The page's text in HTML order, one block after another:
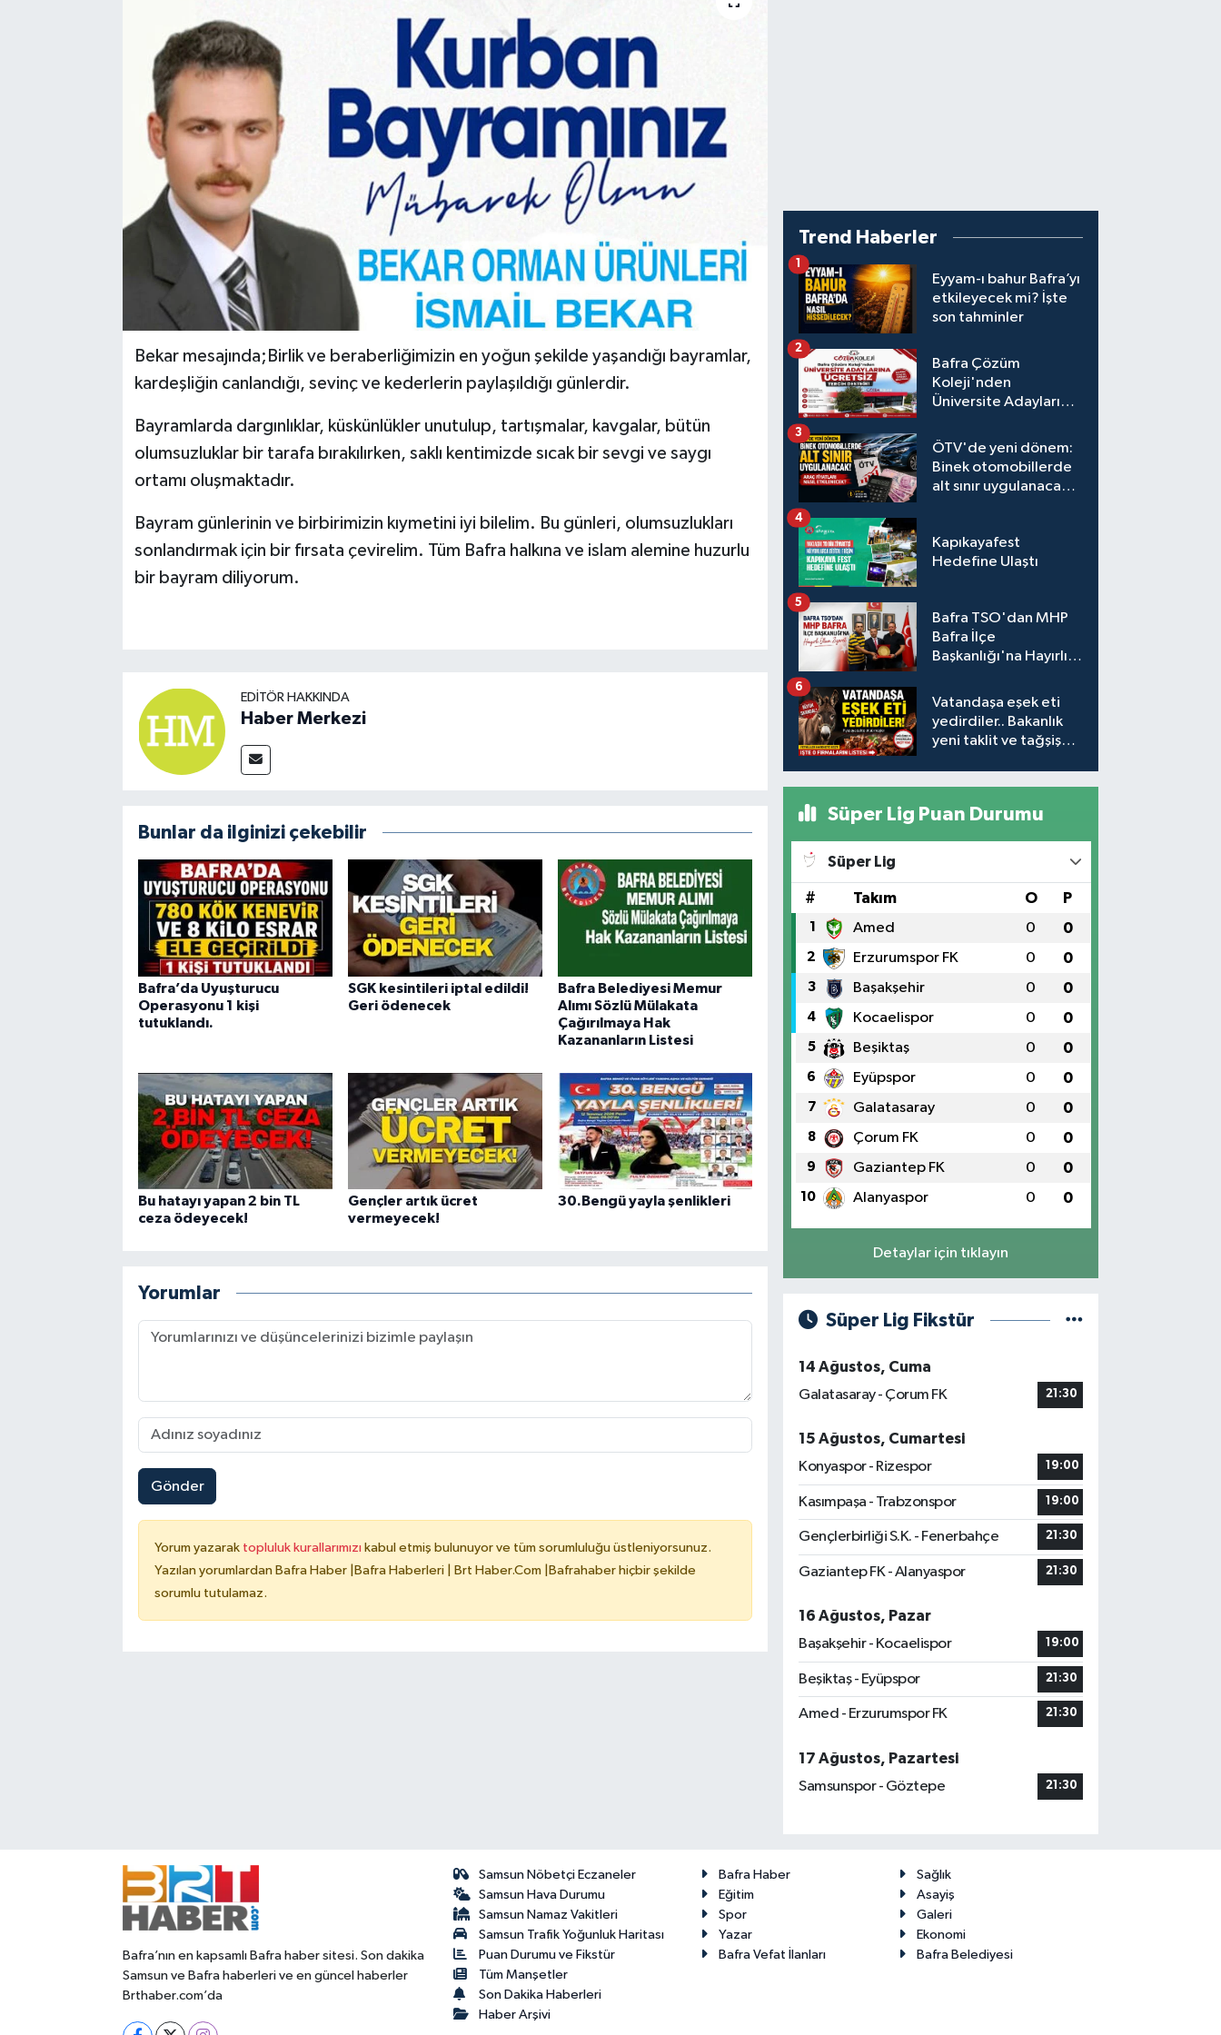
Bekar mesajında;Birlik ve beraberliğimizin en yoğun şekilde yaşandığı bayramlar,
kardeşliğin canlandığı, sevinç ve kederlerin paylaşıldığı günlerdir.
Bayramlarda dargınlıklar, küskünlükler unutulup, tartışmalar, kavgalar, bütün
olumsuzluklar bir tarafa bırakılırken, saklı kentimizde sıcak bir sevgi ve saygı
ortamı oluşmaktadır.
Bayram günlerinin ve birbirimizin kıymetini iyi bilelim. Bu günleri, olumsuzlukları
sonlandırmak için bir fırsata çevirelim. Tüm Bafra halkına ve islam alemine huzurlu
bir bayram diliyorum.
EDITÖR HAKKINDA
Haber Merkezi
Bunlar da ilginizi çekebilir
Bafra’da Uyuşturucu
Operasyonu 1 kişi
tutuklandı.
SGK kesintileri iptal edildi!
Geri ödenecek
Bafra Belediyesi Memur
Alımı Sözlü Mülakata
Çağırılmaya Hak
Kazananların Listesi
Bu hatayı yapan 2 bin TL
ceza ödeyecek!
Gençler artık ücret
vermeyecek!
30.Bengü yayla şenlikleri
Yorumlar
Gönder
Yorum yazarak topluluk kurallarımızı kabul etmiş bulunuyor ve tüm sorumluluğu üstleniyorsunuz.
Yazılan yorumlardan Bafra Haber |Bafra Haberleri | Brt Haber.Com |Bafrahaber hiçbir şekilde
sorumlu tutulamaz.
Trend Haberler
Eyyam-ı bahur Bafra’yı
etkileyecek mi? İşte
son tahminler
1
Bafra Çözüm
Koleji'nden
Üniversite Adaylarına
Desteği
2
ÖTV'de yeni dönem:
Binek otomobillerde
alt sınır uygulanacak!
3
Kapıkayafest
Hedefine Ulaştı
4
Bafra TSO'dan MHP
Bafra İlçe
Başkanlığı'na Hayırlı
5
Vatandaşa eşek eti
yedirdiler.. Bakanlık
yeni taklit ve tağşiş
6
Süper Lig Puan Durumu
Süper Lig
# Takım O P
1 Amed 0 0
2 Erzurumspor FK 0 0
3 Başakşehir 0 0
4 Kocaelispor 0 0
5 Beşiktaş 0 0
6 Eyüpspor 0 0
7 Galatasaray 0 0
8 Çorum FK 0 0
9 Gaziantep FK 0 0
10 Alanyaspor 0 0
Detaylar için tıklayın
Süper Lig Fikstür
14 Ağustos, Cuma
Galatasaray - Çorum FK
21:30
15 Ağustos, Cumartesi
Konyaspor - Rizespor
19:00
Kasımpaşa - Trabzonspor 19:00
Gençlerbirliği S.K. - Fenerbahçe 21:30
Gaziantep FK - Alanyaspor 21:30
16 Ağustos, Pazar
Başakşehir - Kocaelispor
19:00
Beşiktaş - Eyüpspor 21:30
Amed - Erzurumspor FK 21:30
17 Ağustos, Pazartesi
Samsunspor - Göztepe
21:30
Bafra’nın en kapsamlı Bafra haber sitesi. Son dakika
Samsun ve Bafra haberleri ve en güncel haberler
Brthaber.com’da
Samsun Nöbetçi Eczaneler
Samsun Hava Durumu
Samsun Namaz Vakitleri
Samsun Trafik Yoğunluk Haritası
Puan Durumu ve Fikstür
Tüm Manşetler
Son Dakika Haberleri
Haber Arşivi
Bafra Haber
Sağlık
Eğitim
Asayiş
Spor
Galeri
Yazar
Ekonomi
Bafra Vefat İlanları
Bafra Belediyesi